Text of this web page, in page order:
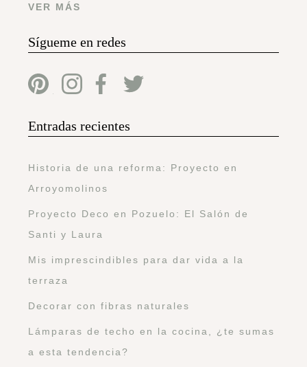
VER MÁS
Sígueme en redes
Entradas recientes
Historia de una reforma: Proyecto en
Arroyomolinos
Proyecto Deco en Pozuelo: El Salón de
Santi y Laura
Mis imprescindibles para dar vida a la
terraza
Decorar con fibras naturales
Lámparas de techo en la cocina, ¿te sumas
a esta tendencia?